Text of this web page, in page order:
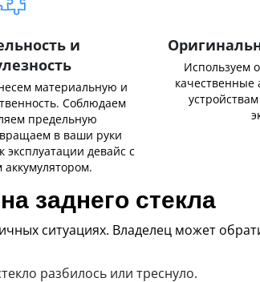
и
материальную и
Соблюдаем
предельную
в ваши руки
эксплуатации девайс с
Используем
качественные
заднего стекла
ситуациях. Владелец может
разбилось или треснуло.